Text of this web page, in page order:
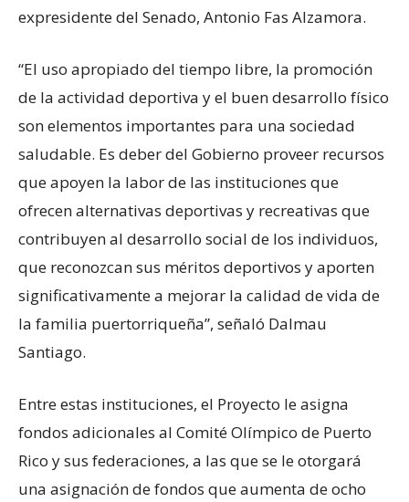
expresidente del Senado, Antonio Fas Alzamora.
“El uso apropiado del tiempo libre, la promoción
de la actividad deportiva y el buen desarrollo físico
son elementos importantes para una sociedad
saludable. Es deber del Gobierno proveer recursos
que apoyen la labor de las instituciones que
ofrecen alternativas deportivas y recreativas que
contribuyen al desarrollo social de los individuos,
que reconozcan sus méritos deportivos y aporten
significativamente a mejorar la calidad de vida de
la familia puertorriqueña”, señaló Dalmau
Santiago.
Entre estas instituciones, el Proyecto le asigna
fondos adicionales al Comité Olímpico de Puerto
Rico y sus federaciones, a las que se le otorgará
una asignación de fondos que aumenta de ocho